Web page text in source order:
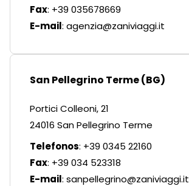
Fax: +39 035678669
E-mail: agenzia@zaniviaggi.it
San Pellegrino Terme (BG)
Portici Colleoni, 21
24016 San Pellegrino Terme
Telefonos: +39 0345 22160
Fax: +39 034 523318
E-mail: sanpellegrino@zaniviaggi.it